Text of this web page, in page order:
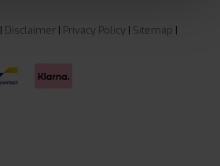
| Disclaimer | Privacy Policy | Sitemap |